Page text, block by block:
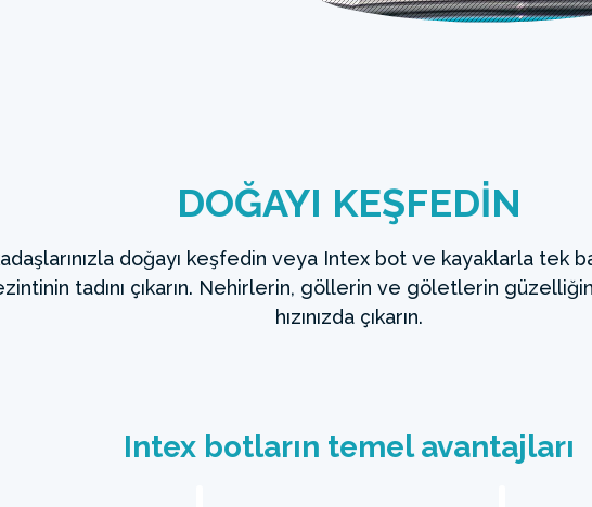
DOĞAYI KEŞFEDİN
doğayı keşfedin veya Intex bot ve kayaklarla tek
tadını çıkarın. Nehirlerin, göllerin ve göletlerin
hızınızda çıkarın.
Intex botların temel avantajları